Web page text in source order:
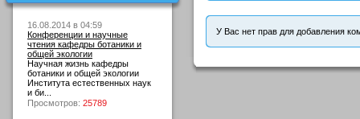
16.08.2014 в 04:59
Конференции и научные
чтения кафедры ботаники и
общей экологии
Научная жизнь кафедры
ботаники и общей экологии
Института естественных наук
и би...
Просмотров: 25789
У Вас нет прав для добавления